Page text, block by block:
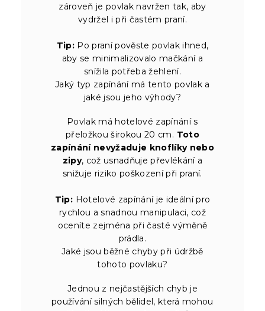
zároveň je povlak navržen tak, aby
vydržel i při častém praní.
Tip: Po praní pověste povlak ihned,
aby se minimalizovalo mačkání a
snížila potřeba žehlení.
Jaký typ zapínání má tento povlak a
jaké jsou jeho výhody?
Povlak má hotelové zapínání s
přeložkou širokou 20 cm. Toto
zapínání nevyžaduje knoflíky nebo
zipy, což usnadňuje převlékání a
snižuje riziko poškození při praní.
Tip: Hotelové zapínání je ideální pro
rychlou a snadnou manipulaci, což
oceníte zejména při časté výměně
prádla.
Jaké jsou běžné chyby při údržbě
tohoto povlaku?
Jednou z nejčastějších chyb je
používání silných bělidel, která mohou